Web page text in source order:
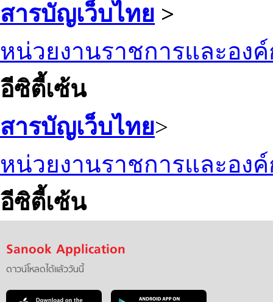
สารบัญเว็บไทย >
หน่วยงานราชการและอง
อีซิตี้เซ้น
สารบัญเว็บไทย>
หน่วยงานราชการและอง
อีซิตี้เซ้น
Sanook Application
ดาวน์โหลดได้แล้ววันนี้